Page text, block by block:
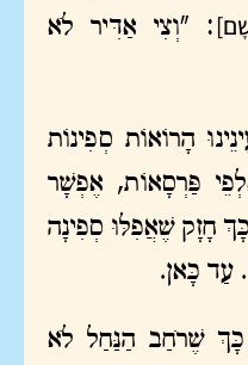
: "וְצִי אַדִּיר לֹא
הָרוֹאוֹת סְפִינוֹת
פַּרְסָאוֹת, אֶפְשָׁר
חָזָק שֶׁאֲפִלּוּ סְפִינָה
עַד כָּאן.
שֶׁרֹחַב הַנַּחַל לֹא